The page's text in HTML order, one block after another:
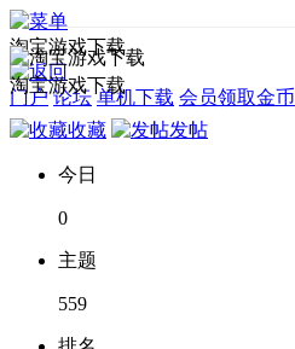
淘宝游戏下载
门户 论坛 单机下载 会员领取金币
淘宝游戏下载
收藏 发帖
今日
0
主题
559